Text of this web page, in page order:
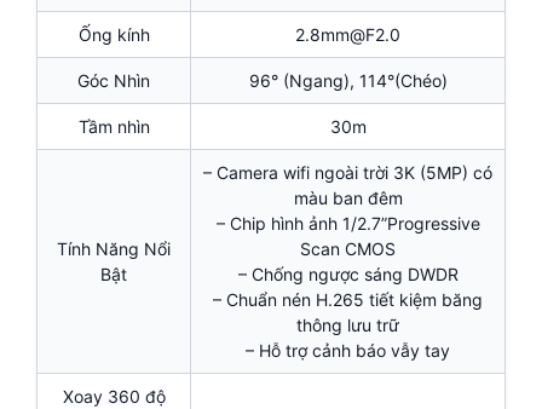
Ống kính 2.8mm@F2.0
Góc Nhìn 96° (Ngang), 114°(Chéo)
Tầm nhìn 30m
Tính Năng Nổi
Bật
– Camera wifi ngoài trời 3K (5MP) có
màu ban đêm
– Chip hình ảnh 1/2.7”Progressive
Scan CMOS
– Chống ngược sáng DWDR
– Chuẩn nén H.265 tiết kiệm băng
thông lưu trữ
– Hỗ trợ cảnh báo vẫy tay
Xoay 360 độ